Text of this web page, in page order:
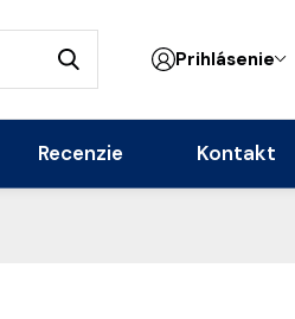
Prihlásenie
Recenzie Kontakt